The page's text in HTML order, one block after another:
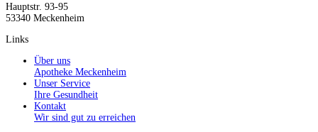
Hauptstr. 93-95
53340 Meckenheim
Links
Über uns
Apotheke Meckenheim
Unser Service
Ihre Gesundheit
Kontakt
Wir sind gut zu erreichen